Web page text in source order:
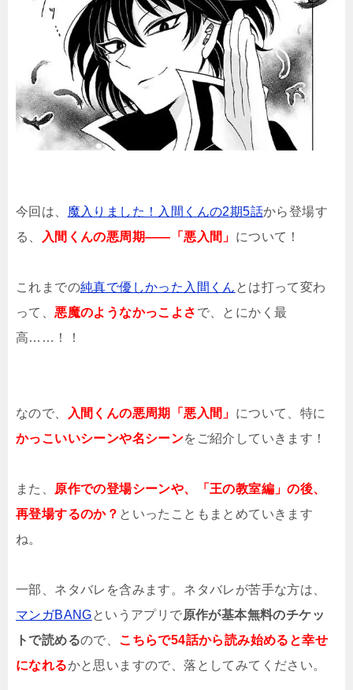
今回は、 魔入りました！入間くんの2期5話から登場す
る、 入間くんの悪周期――「悪入間」 について！
これまでの純真で優しかった入間くん とは打って変わ
って、悪魔のようなかっこよさ で、とにかく最
高……！！
なので、 入間くんの悪周期「悪入間」 について、特に
かっこいいシーンや名シーンをご紹介していきます！
また、 原作での登場シーンや、「王の教室編」の後、
再登場するのか？ といったこともまとめていきます
ね。
一部、ネタバレを含みます。ネタバレが苦手な方は、
マンガBANGというアプリで原作が基本無料のチケッ
トで読めるので、 こちらで54話から読み始めると幸せ
になれるかと思いますので、落としてみてください。